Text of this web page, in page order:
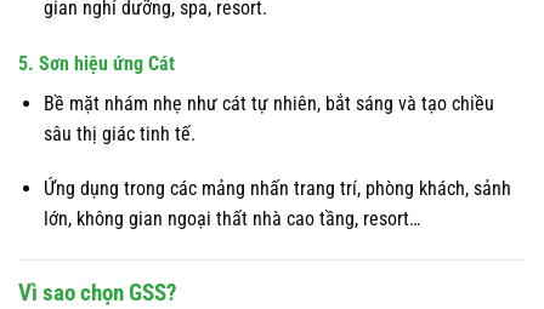
gian nghỉ dưỡng, spa, resort.
5. Sơn hiệu ứng Cát
Bề mặt nhám nhẹ như cát tự nhiên, bắt sáng và tạo chiều
sâu thị giác tinh tế.
Ứng dụng trong các mảng nhấn trang trí, phòng khách, sảnh
lớn, không gian ngoại thất nhà cao tầng, resort…
Vì sao chọn GSS?